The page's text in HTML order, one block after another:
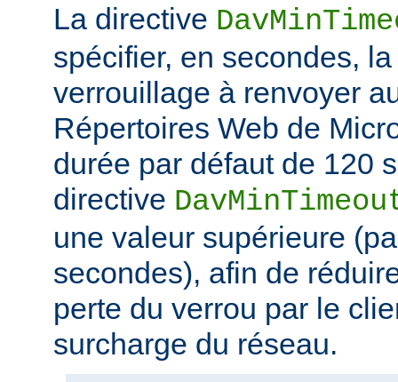
La directive
spécifier, en secondes,
verrouillage à renvoyer
Répertoires Web de
durée par défaut de 120
directive
une valeur supérieure
secondes), afin de
perte du verrou par le
surcharge du réseau.